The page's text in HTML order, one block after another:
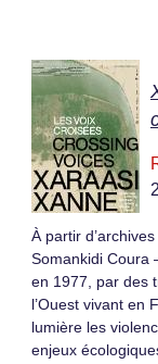
À partir
Somankidi Coura
en 1977, par des
l’Ouest vivant en
lumière les
enjeux